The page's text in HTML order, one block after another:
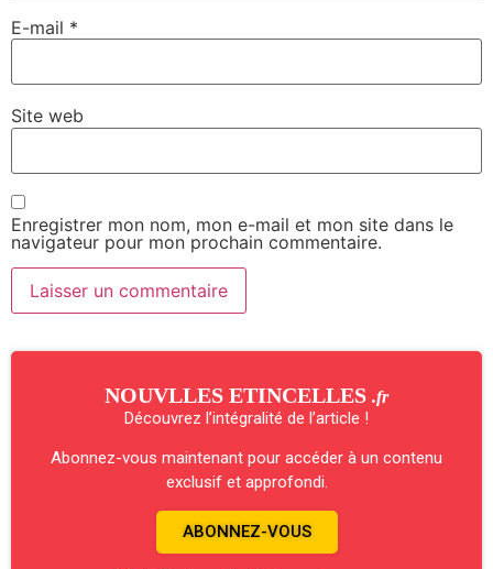
E-mail *
Site web
Enregistrer mon nom, mon e-mail et mon site dans le
navigateur pour mon prochain commentaire.
NOUVLLES ETINCELLES .fr
Découvrez l’intégralité de l’article !
Abonnez-vous maintenant pour accéder à un contenu
exclusif et approfondi.
ABONNEZ-VOUS